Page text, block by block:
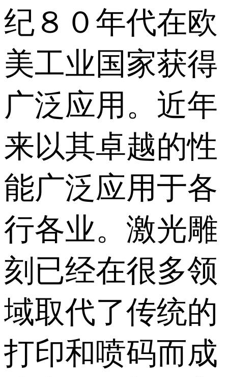
纪８０年代在欧
美工业国家获得
广泛应用。近年
来以其卓越的性
能广泛应用于各
行各业。激光雕
刻已经在很多领
域取代了传统的
打印和喷码而成